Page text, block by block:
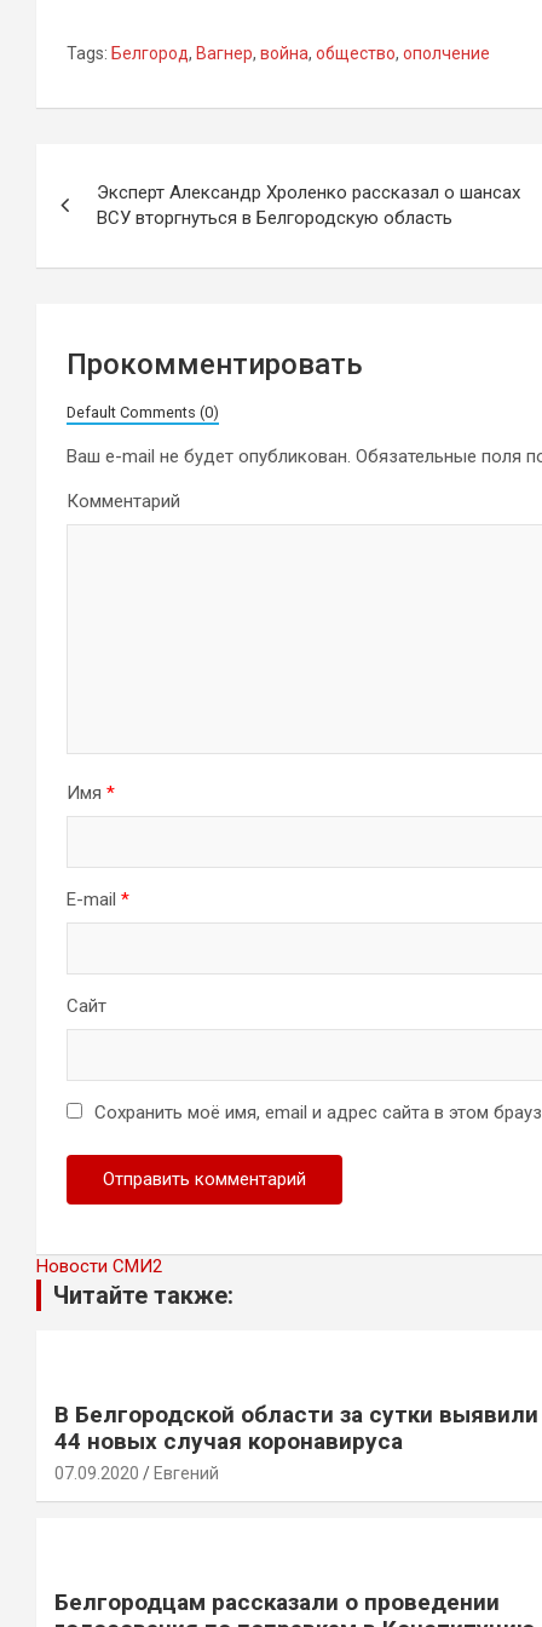
Tags: Белгород, Вагнер, война, общество, ополчение
по
записям
Эксперт Александр Хроленко рассказал о шансах
ВСУ вторгнуться в Белгородскую область
Прокомментировать
Default Comments (0)
Ваш e-mail не будет опубликован. Обязательные поля
Комментарий
Имя *
E-mail *
Сайт
Сохранить моё имя, email и адрес сайта в этом
Новости СМИ2
Читайте также:
В Белгородской области за сутки выявили
44 новых случая коронавируса
07.09.2020 Евгений
Белгородцам рассказали о проведении